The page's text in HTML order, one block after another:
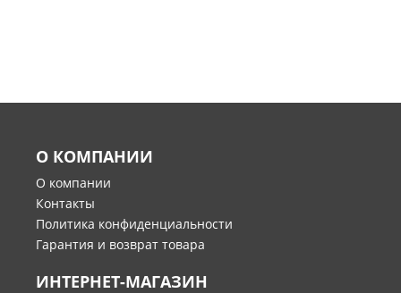
О КОМПАНИИ
О компании
Контакты
Политика конфиденциальности
Гарантия и возврат товара
ИНТЕРНЕТ-МАГАЗИН